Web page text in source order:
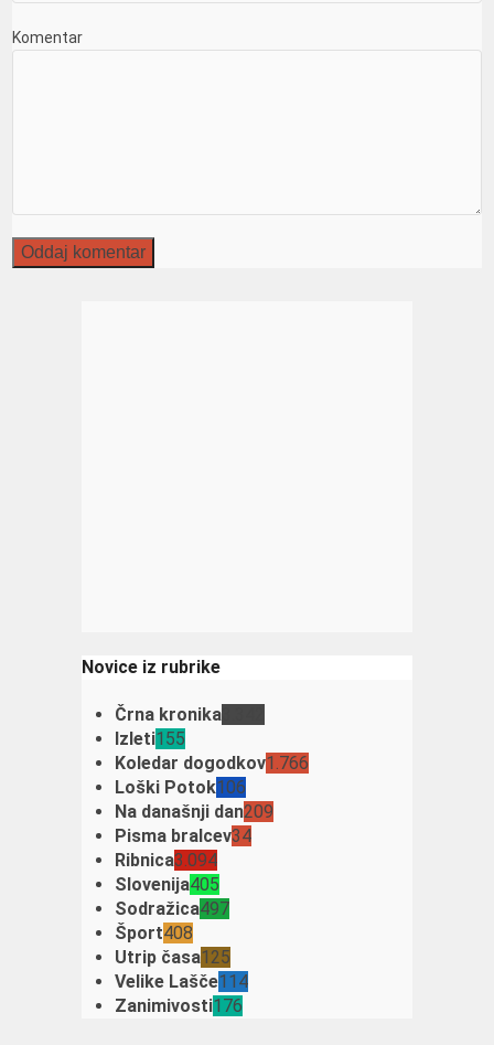
Komentar
Novice iz rubrike
Črna kronika
Izleti155
Koledar dogodkov1.766
Loški Potok106
Na današnji dan209
Pisma bralcev34
Ribnica3.094
Slovenija405
Sodražica497
Šport408
Utrip časa125
Velike Lašče114
Zanimivosti176